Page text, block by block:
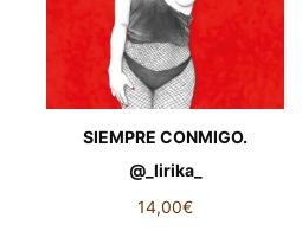
SIEMPRE CONMIGO.
@_lirika_
14,00€